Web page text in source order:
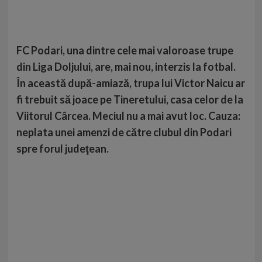
FC Podari, una dintre cele mai valoroase trupe
din Liga Doljului, are, mai nou, interzis la fotbal.
În această după-amiază, trupa lui Victor Naicu ar
fi trebuit să joace pe Tineretului, casa celor de la
Viitorul Cârcea. Meciul nu a mai avut loc. Cauza:
neplata unei amenzi de către clubul din Podari
spre forul judeţean.